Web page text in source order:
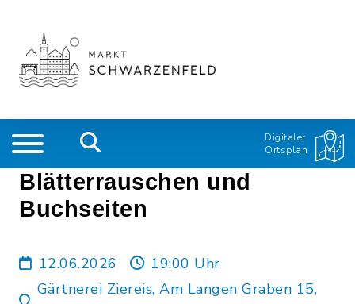
Digitaler
Ortsplan
Blätterrauschen und
Buchseiten
12.06.2026
19:00 Uhr
Gärtnerei Ziereis, Am Langen Graben 15,